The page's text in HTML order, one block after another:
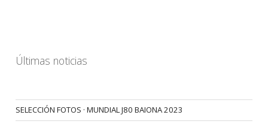
Últimas noticias
SELECCIÓN FOTOS · MUNDIAL J80 BAIONA 2023